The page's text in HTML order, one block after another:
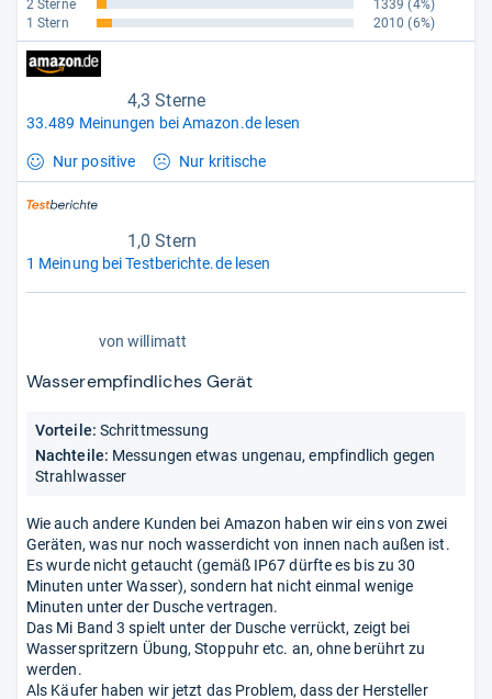
2 Sterne
1339 (4%)
1 Stern
2010 (6%)
4,3 Sterne
33.489 Meinungen bei Amazon.de lesen
Nur positive Nur kritische
1,0 Stern
1 Meinung bei Testberichte.de lesen
5
von willimatt
Wasserempfindliches Gerät
Vorteile: Schrittmessung
Nachteile: Messungen etwas ungenau, empfindlich gegen
Strahlwasser
Wie auch andere Kunden bei Amazon haben wir eins von zwei
Geräten, was nur noch wasserdicht von innen nach außen ist.
Es wurde nicht getaucht (gemäß IP67 dürfte es bis zu 30
Minuten unter Wasser), sondern hat nicht einmal wenige
Minuten unter der Dusche vertragen.
Das Mi Band 3 spielt unter der Dusche verrückt, zeigt bei
Wasserspritzern Übung, Stoppuhr etc. an, ohne berührt zu
werden.
Als Käufer haben wir jetzt das Problem, dass der Hersteller